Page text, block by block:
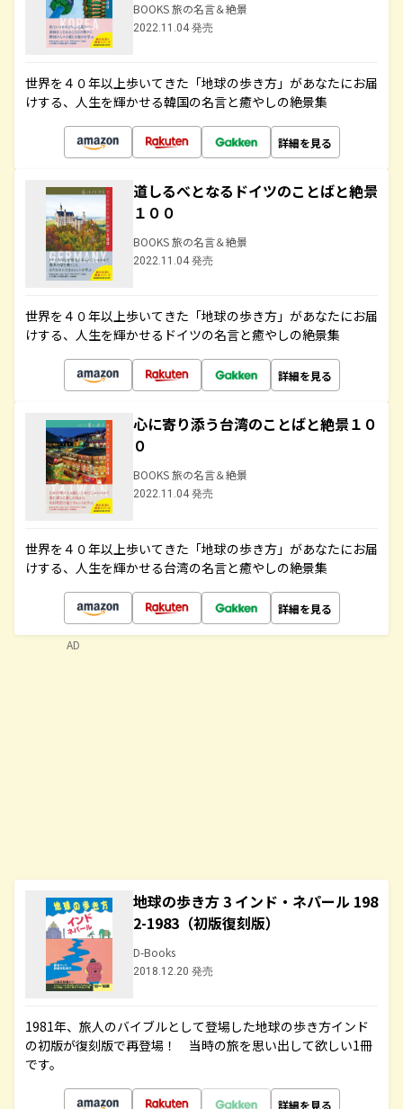
BOOKS 旅の名言＆絶景
2022.11.04 発売
世界を４０年以上歩いてきた「地球の歩き方」があなたにお届
けする、人生を輝かせる韓国の名言と癒やしの絶景集
詳細を見る
道しるべとなるドイツのことばと絶景
１００
BOOKS 旅の名言＆絶景
2022.11.04 発売
世界を４０年以上歩いてきた「地球の歩き方」があなたにお届
けする、人生を輝かせるドイツの名言と癒やしの絶景集
詳細を見る
心に寄り添う台湾のことばと絶景１０
０
BOOKS 旅の名言＆絶景
2022.11.04 発売
世界を４０年以上歩いてきた「地球の歩き方」があなたにお届
けする、人生を輝かせる台湾の名言と癒やしの絶景集
詳細を見る
地球の歩き方 3 インド・ネパール 198
2-1983（初版復刻版）
D-Books
2018.12.20 発売
1981年、旅人のバイブルとして登場した地球の歩き方インド
の初版が復刻版で再登場！ 当時の旅を思い出して欲しい1冊
です。
詳細を見る
AD